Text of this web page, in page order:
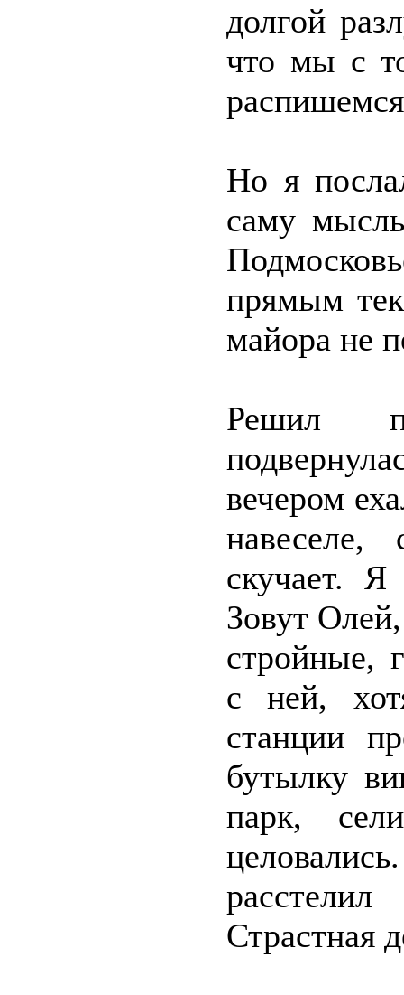
долгой
что мы с
Но я
саму
прямым
майора не
Решил
вечером
скучает.
Зовут
стройные,
с ней,
станции
бутылку
парк,
Страстная